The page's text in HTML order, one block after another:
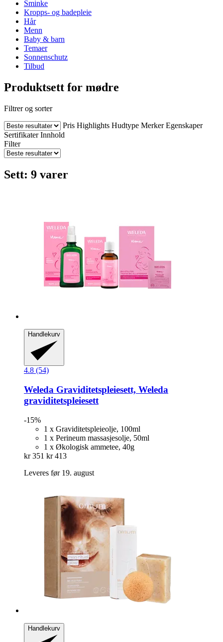
Sminke
Kropps- og badepleie
Hår
Menn
Baby & barn
Temaer
Sonnenschutz
Tilbud
Produktsett for mødre
Filtrer og sorter
Pris Highlights Hudtype Merker Egenskaper
Sertifikater Innhold
Filter
Sett: 9 varer
Handlekurv
4.8 (54)
Weleda Graviditetspleiesett, Weleda
graviditetspleiesett
-15%
1 x Graviditetspleieolje, 100ml
1 x Perineum massasjesolje, 50ml
1 x Økologisk ammetee, 40g
kr 351 kr 413
Leveres før 19. august
Handlekurv